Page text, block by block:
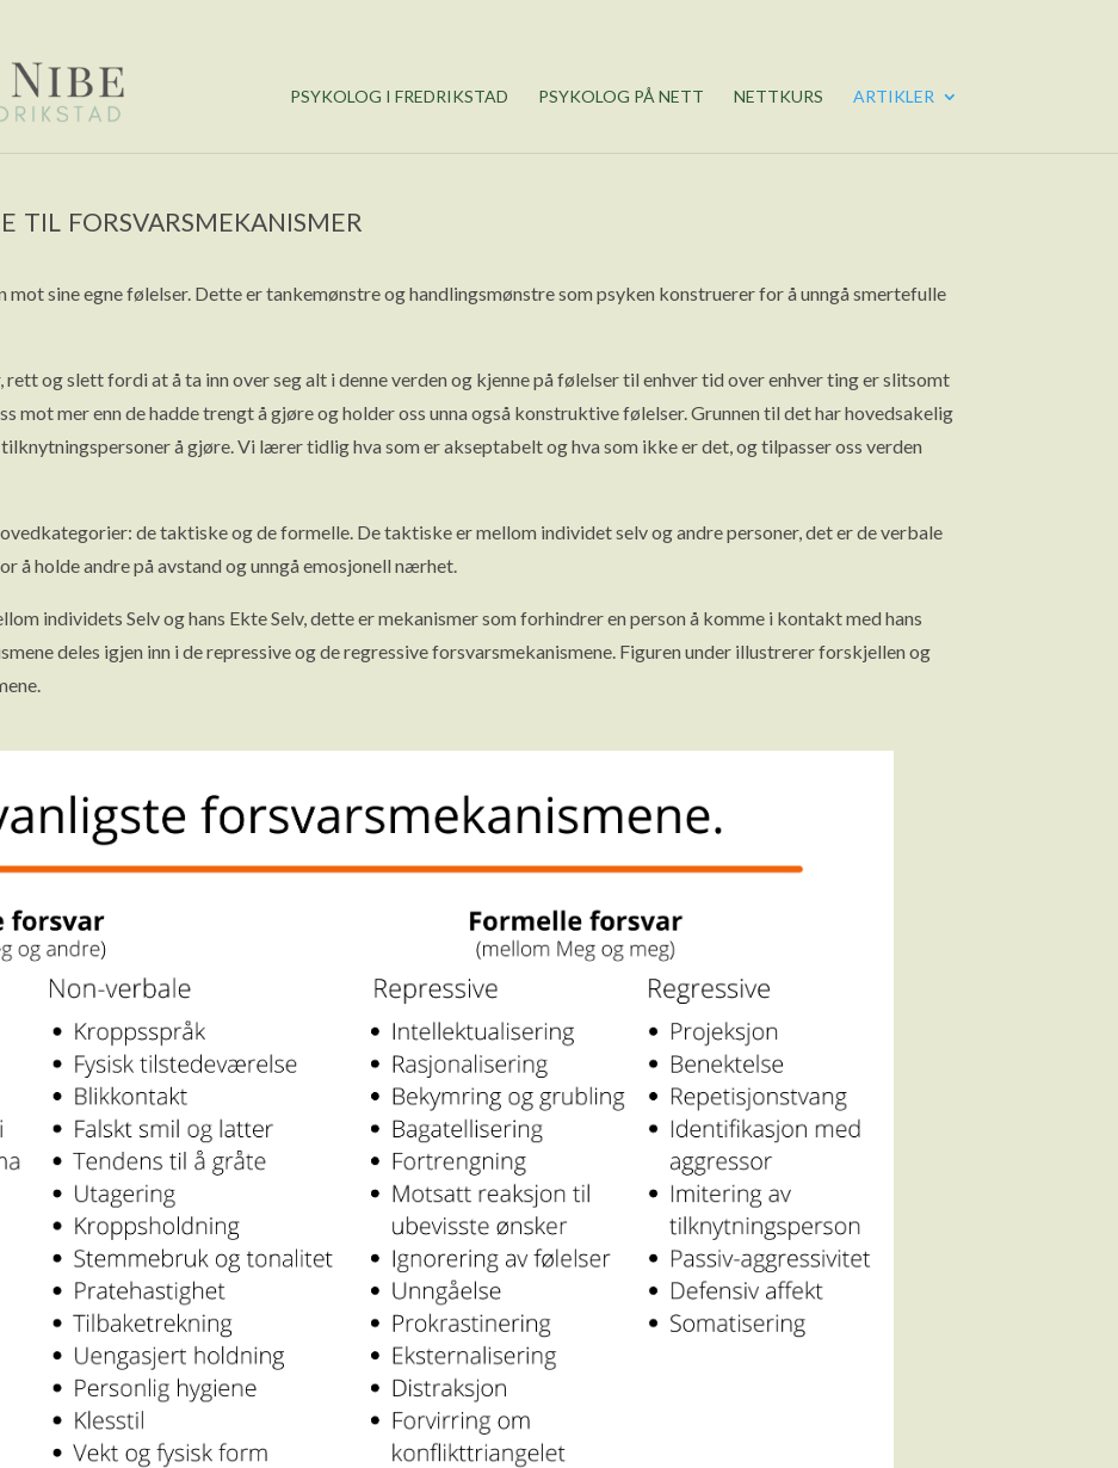
PSYKOLOG I FREDRIKSTAD PSYKOLOG PÅ NETT NETTKURS ARTIKLER
til forsvarsmekanismer
mot sine egne følelser. Dette er tankemønstre og handlingsmønstre som psyken konstruerer for å unngå smertefulle
og slett fordi at å ta inn over seg alt i denne verden og kjenne på følelser til enhver tid over enhver ting er slitsomt
mot mer enn de hadde trengt å gjøre og holder oss unna også konstruktive følelser. Grunnen til det har hovedsakelig
å gjøre. Vi lærer tidlig hva som er akseptabelt og hva som ikke er det, og tilpasser oss verden
de taktiske og de formelle. De taktiske er mellom individet selv og andre personer, det er de verbale
å holde andre på avstand og unngå emosjonell nærhet.
individets Selv og hans Ekte Selv, dette er mekanismer som forhindrer en person å komme i kontakt med hans
deles igjen inn i de repressive og de regressive forsvarsmekanismene. Figuren under illustrerer forskjellen og